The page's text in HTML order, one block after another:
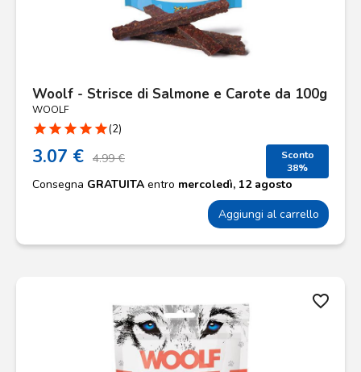
Woolf - Strisce di Salmone e Carote da 100g
WOOLF
star star star star star(2)
3.07 € 4.99 €
Sconto
38%
Consegna GRATUITA entro mercoledì, 12 agosto
Aggiungi al carrello
favorite_border